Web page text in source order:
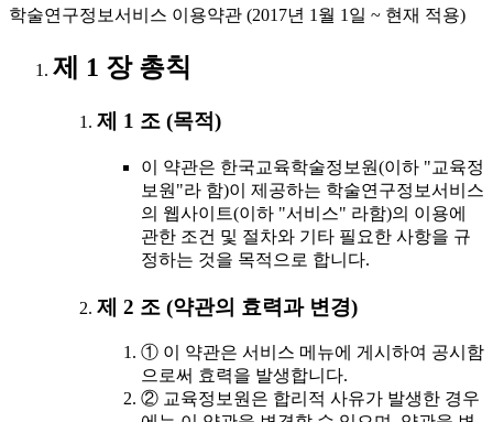
학술연구정보서비스 이용약관 (2017년 1월 1일 ~ 현재 적용)
제 1 장 총칙
제 1 조 (목적)
이 약관은 한국교육학술정보원(이하 "교육정
보원"라 함)이 제공하는 학술연구정보서비스
의 웹사이트(이하 "서비스" 라함)의 이용에
관한 조건 및 절차와 기타 필요한 사항을 규
정하는 것을 목적으로 합니다.
제 2 조 (약관의 효력과 변경)
① 이 약관은 서비스 메뉴에 게시하여 공시함
으로써 효력을 발생합니다.
② 교육정보원은 합리적 사유가 발생한 경우